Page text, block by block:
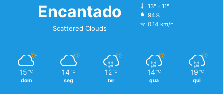
Encantado
Scattered Clouds
13º - 11º
94%
0.14 km/h
15 ℃
dom
14 ℃
seg
12 ℃
ter
14 ℃
qua
19 ℃
qui